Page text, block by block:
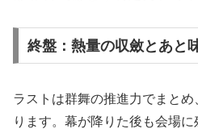
終盤：熱量の収斂とあと
ラストは群舞の推進力でまと
ります。幕が降りた後も会場に